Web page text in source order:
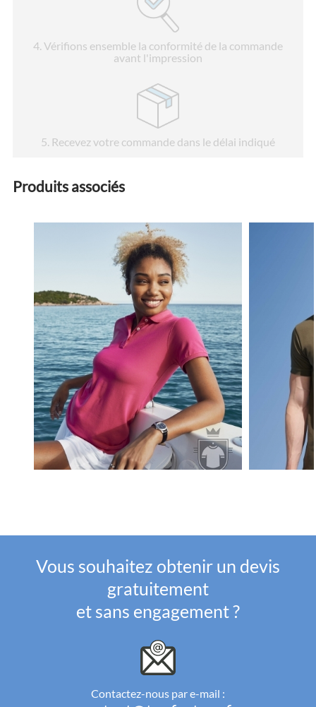
4. Vérifions ensemble la conformité de la commande
avant l'impression
5. Recevez votre commande dans le délai indiqué
Produits associés
Vous souhaitez obtenir un devis
gratuitement
et sans engagement ?
Contactez-nous par e-mail :